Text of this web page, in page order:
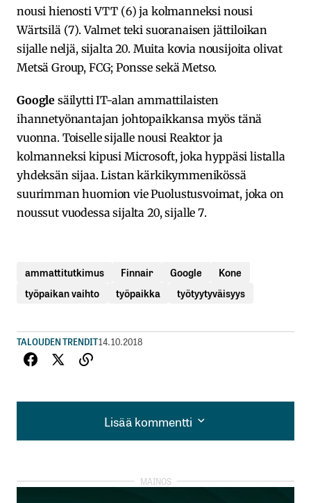
nousi hienosti VTT (6) ja kolmanneksi nousi
Wärtsilä (7). Valmet teki suoranaisen jättiloikan
sijalle neljä, sijalta 20. Muita kovia nousijoita olivat
Metsä Group, FCG; Ponsse sekä Metso.
Google säilytti IT-alan ammattilaisten
ihannetyönantajan johtopaikkansa myös tänä
vuonna. Toiselle sijalle nousi Reaktor ja
kolmanneksi kipusi Microsoft, joka hyppäsi listalla
yhdeksän sijaa. Listan kärkikymmenikössä
suurimman huomion vie Puolustusvoimat, joka on
noussut vuodessa sijalta 20, sijalle 7.
ammattitutkimus Finnair Google
Kone
työpaikan vaihto
työpaikka työtyytyväisyys
TALOUDEN TRENDIT14.10.2018
Lisää kommentti
Lisää kommentti
kirjautua